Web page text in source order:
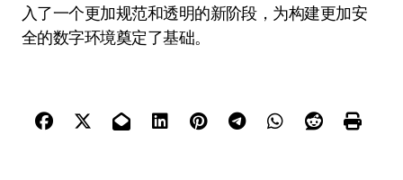
入了一个更加规范和透明的新阶段，为构建更加安
全的数字环境奠定了基础。